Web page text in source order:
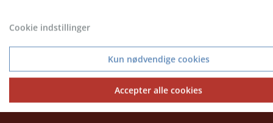
KONTAKT KUNDESERVICE
Cookie indstillinger
Kun nødvendige cookies
Accepter alle cookies